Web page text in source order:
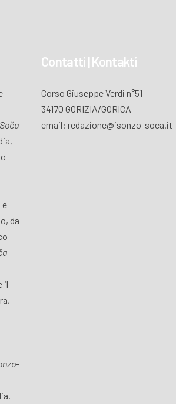
e
da
il
Contatti | Kontakti
Corso Giuseppe Verdi n°51
34170 GORIZIA/GORICA
email: redazione@isonzo-soca.it